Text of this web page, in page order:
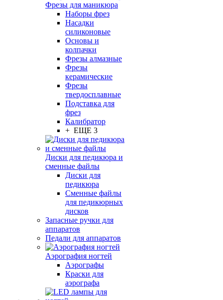
Фрезы для маникюра
Наборы фрез
Насадки
силиконовые
Основы и
колпачки
Фрезы алмазные
Фрезы
керамические
Фрезы
твердосплавные
Подставка для
фрез
Калибратор
+ ЕЩЕ 3
Диски для педикюра и
сменные файлы
Диски для
педикюра
Сменные файлы
для педикюрных
дисков
Запасные ручки для
аппаратов
Педали для аппаратов
Аэрография ногтей
Аэрографы
Краски для
аэрографа